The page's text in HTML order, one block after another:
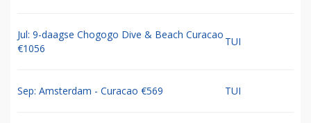
Jul: 9-daagse Chogogo Dive & Beach Curacao
€1056
TUI
Sep: Amsterdam - Curacao €569 TUI